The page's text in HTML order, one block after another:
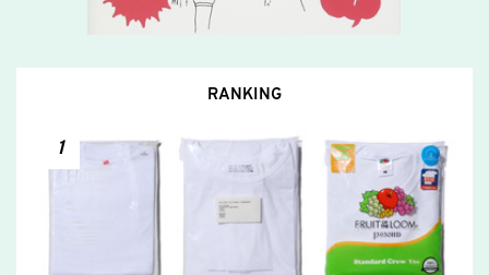
RANKING
1